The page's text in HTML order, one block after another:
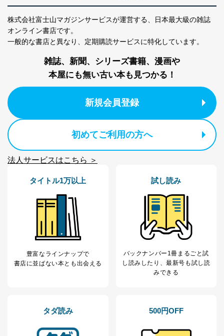
株式会社富士山マガジンサービスが運営する、
日本最大級の雑誌
オンライン書店です。
一般的な書店と異なり、 定期購読サービスに特化しています。
雑誌、新聞、シリーズ書籍、漫画や
本屋にも無い古い本も見つかる！
新規会員登録
初めてご利用の方へ
法人サービスはこちら ＞
タイトル1万以上
豊富なラインナップで
書店に並ばない本とも出会える
試し読み
バックナンバー1冊まるごと試
し読み したり、最新号も試し読
みできる
タダ読み 500円OFF